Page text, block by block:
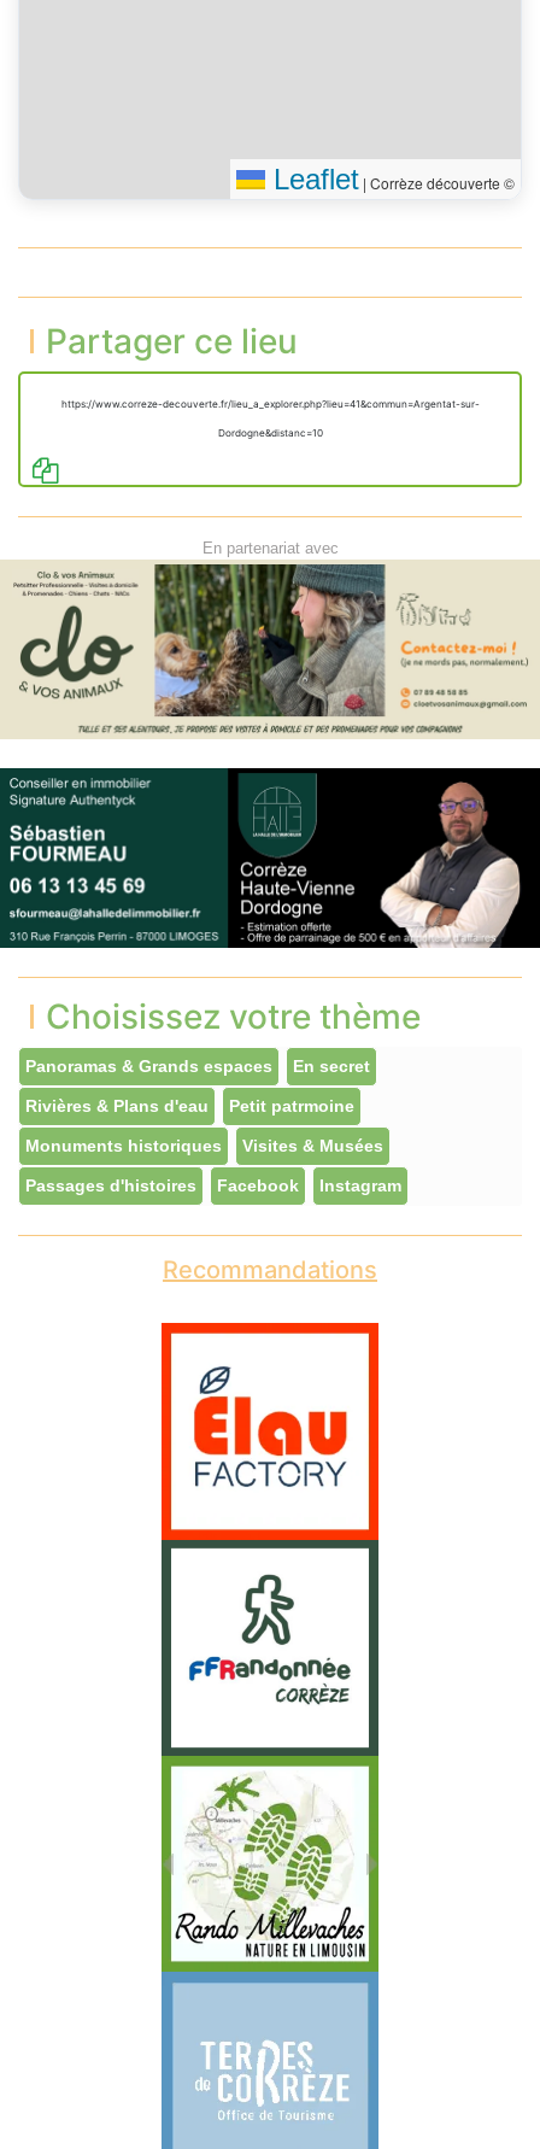
Leaflet | Corrèze découverte ©
Partager ce lieu
https://www.correze-decouverte.fr/lieu_a_explorer.php?lieu=41&commun=Argentat-sur-
Dordogne&distanc=10
En partenariat avec
Choisissez votre thème
Panoramas & Grands espaces En secret
Rivières & Plans d'eau Petit patrmoine
Monuments historiques Visites & Musées
Passages d'histoires Facebook Instagram
Recommandations